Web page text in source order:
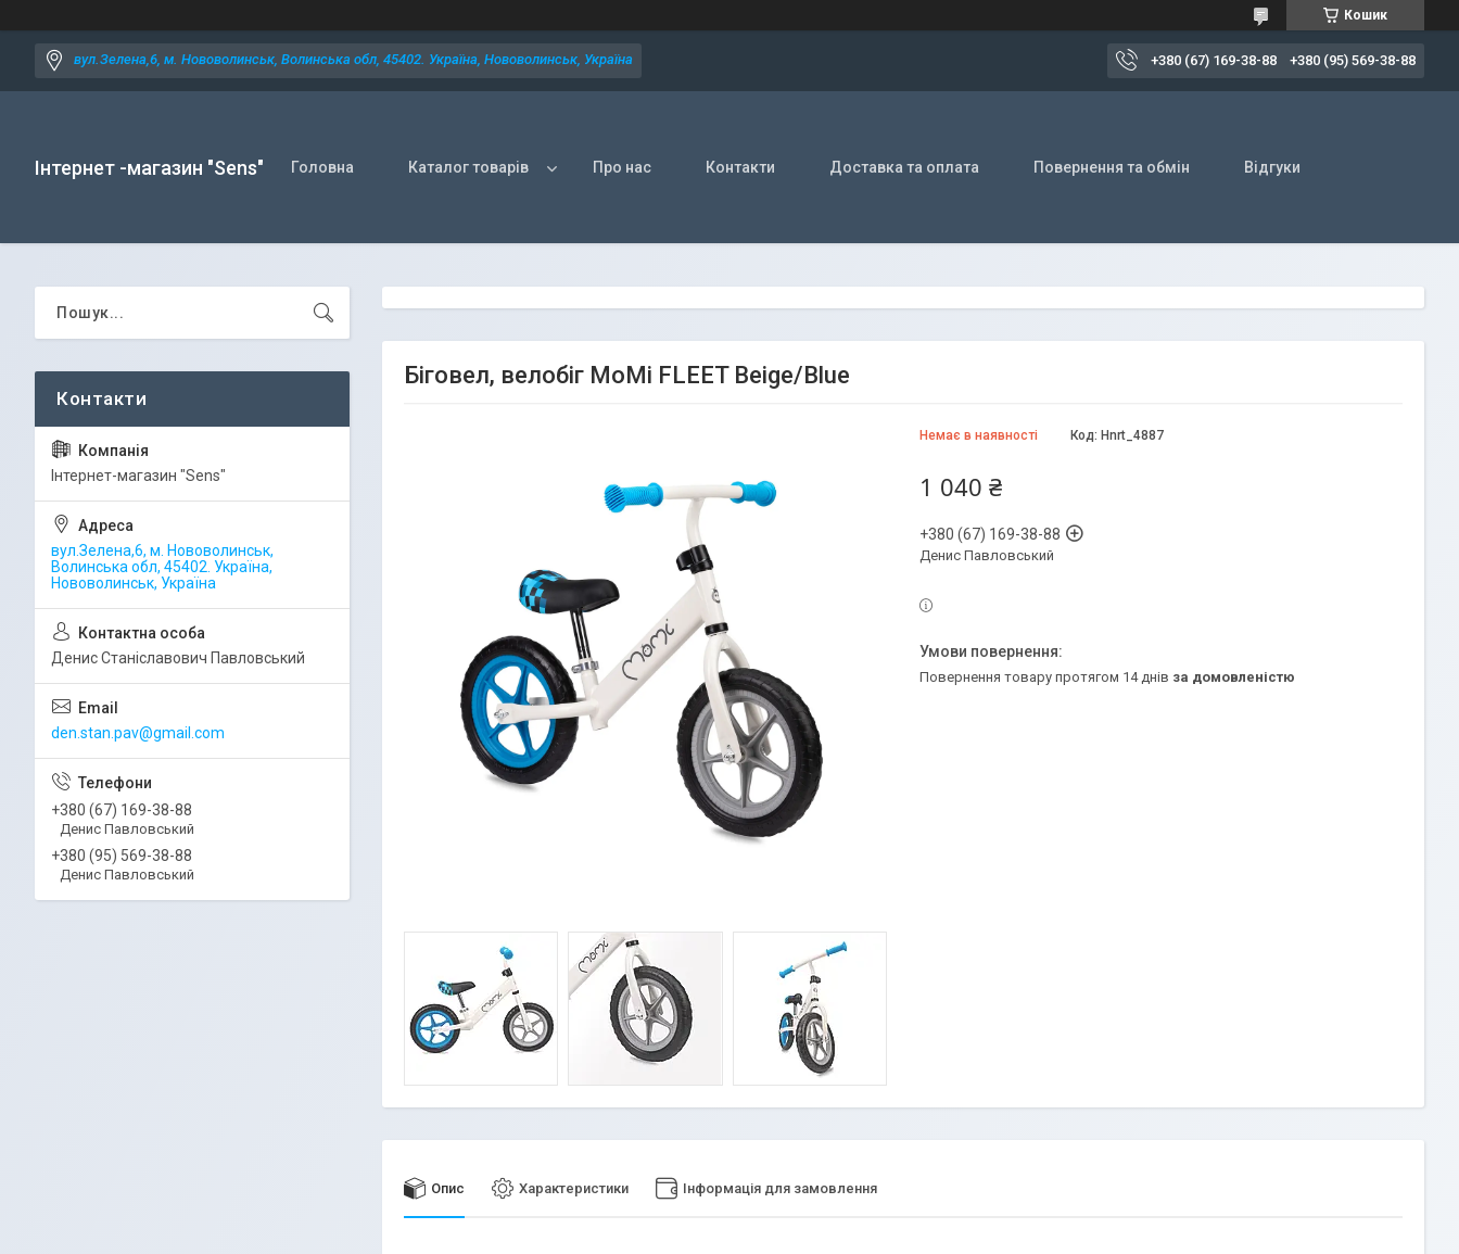
Кошик
вул.Зелена,6, м. Нововолинськ, Волинська обл, 45402. Україна, Нововолинськ, Україна +380 (67) 169-38-88 +380 (95) 569-38-88
Інтернет -магазин "Sens" Головна Каталог товарів Про нас Контакти Доставка та оплата Повернення та обмін Відгуки
Біговел, велобіг MoMi FLEET Beige/Blue
Немає в наявності Код: Hnrt_4887
1 040 ₴
+380 (67) 169-38-88
Денис Павловський
повернення товару протягом 14 днів за домовленістю
Опис Характеристики Інформація для замовлення
Iнтернет-магазин "Sens"
вул.Зелена,6, м. Нововолинськ,
Волинська обл, 45402. Україна,
Нововолинськ, Україна
Денис Станіславович Павловський
den.stan.pav@gmail.com
+380 (67) 169-38-88
Денис Павловський
+380 (95) 569-38-88
Денис Павловський